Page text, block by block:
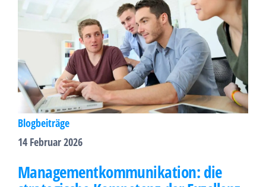
Blogbeiträge
14 Februar 2026
Managementkommunikation: die